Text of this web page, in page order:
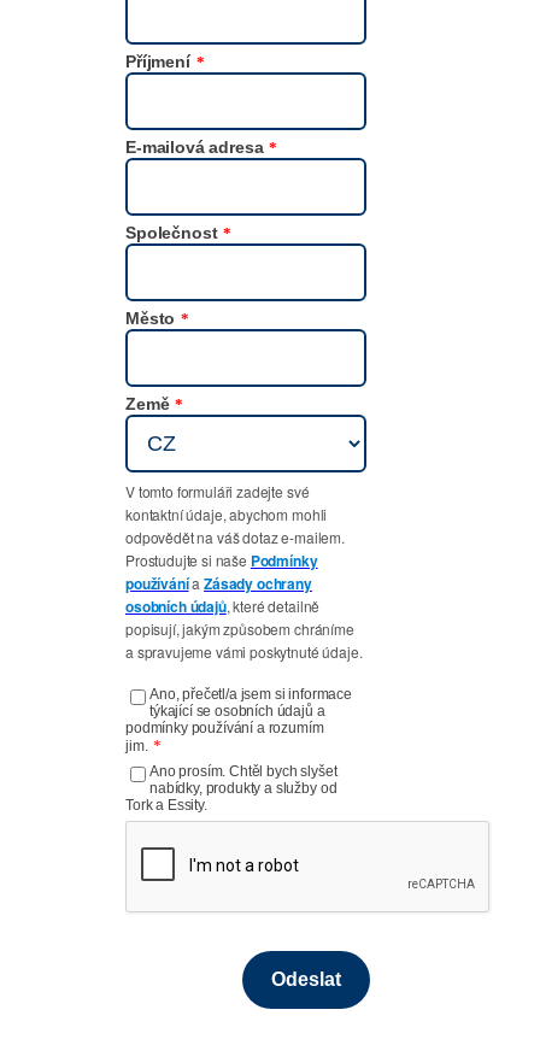
Příjmení *
E-mailová adresa *
Společnost *
Město *
Země *
V tomto formuláři zadejte své
kontaktní údaje, abychom mohli
odpovědět na váš dotaz e-mailem.
Prostudujte si naše Podmínky
používáníaZásady ochrany
osobních údajů, které detailně
popisují, jakým způsobem chráníme
a spravujeme vámi poskytnuté údaje.
Ano, přečetl/a jsem si informace
týkající se osobních údajů a
podmínky používání a rozumím
jim. *
Ano prosím. Chtěl bych slyšet
nabídky, produkty a služby od
Tork a Essity.